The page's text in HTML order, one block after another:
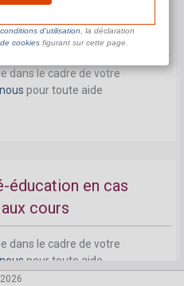
en cas
droit à l'absence
dans le cadre de votre
pour toute aide
éducation en cas
cours
dans le cadre de votre
pour toute aide
conditions d’utilisation , la déclaration
cookiesfigurant sur cette page.